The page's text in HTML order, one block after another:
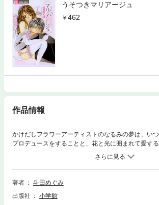
うそつきマリアージュ
462
作品情報
かけだしフラワーアーティストのなるみの夢は、い
プロデュースをすることと、花と光に囲まれて愛す
な結婚式を挙げること。なのに配達に行った結婚式
ダルフェアの新婦役に駆り出されるハメになり…！？
ブライフに超フィットする、ハッピーウエディング
著者
斗田めぐみ
出版社
小学館